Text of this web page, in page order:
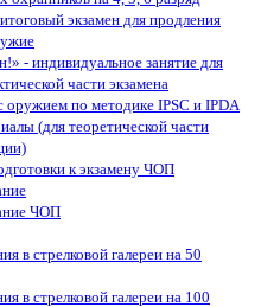
экзамен для продления
- индивидуальное занятие для
части экзамена
оружием по методике IPSC и IPDA
(для теоретической части
к экзамену ЧОП
ЧОП
в стрелковой галереи на 50
в стрелковой галереи на 100